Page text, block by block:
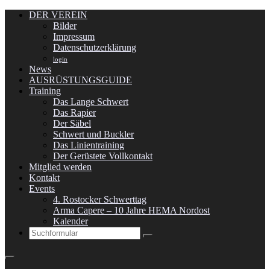
DER VEREIN
Bilder
Impressum
Datenschutzerklärung
login
News
AUSRÜSTUNGSGUIDE
Training
Das Lange Schwert
Das Rapier
Der Säbel
Schwert und Buckler
Das Linientraining
Der Gerüstete Vollkontakt
Mitglied werden
Kontakt
Events
4. Rostocker Schwerttag
Arma Capere – 10 Jahre HEMA Nordost
Kalender